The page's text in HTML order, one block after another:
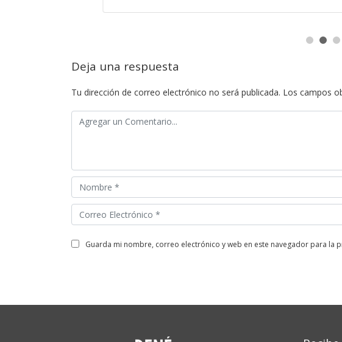
Deja una respuesta
Tu dirección de correo electrónico no será publicada. Los campos
guarda mi nombre, correo electrónico y web en este navegador para la